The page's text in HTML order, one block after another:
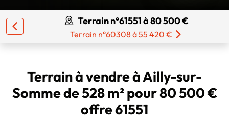
Terrain n°61551 à 80 500 €
Terrain n°60308 à 55 420 €
Terrain à vendre à Ailly-sur-
Somme de 528 m² pour 80 500 €
offre 61551